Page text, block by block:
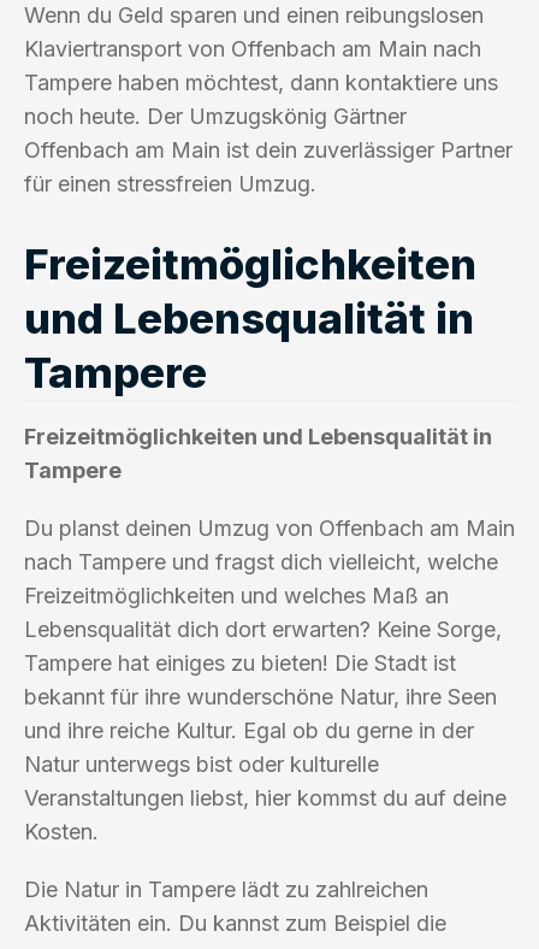
Wenn du Geld sparen und einen reibungslosen
Klaviertransport von Offenbach am Main nach
Tampere haben möchtest, dann kontaktiere uns
noch heute. Der Umzugskönig Gärtner
Offenbach am Main ist dein zuverlässiger Partner
für einen stressfreien Umzug.
Freizeitmöglichkeiten
und Lebensqualität in
Tampere
Freizeitmöglichkeiten und Lebensqualität in
Tampere
Du planst deinen Umzug von Offenbach am Main
nach Tampere und fragst dich vielleicht, welche
Freizeitmöglichkeiten und welches Maß an
Lebensqualität dich dort erwarten? Keine Sorge,
Tampere hat einiges zu bieten! Die Stadt ist
bekannt für ihre wunderschöne Natur, ihre Seen
und ihre reiche Kultur. Egal ob du gerne in der
Natur unterwegs bist oder kulturelle
Veranstaltungen liebst, hier kommst du auf deine
Kosten.
Die Natur in Tampere lädt zu zahlreichen
Aktivitäten ein. Du kannst zum Beispiel die